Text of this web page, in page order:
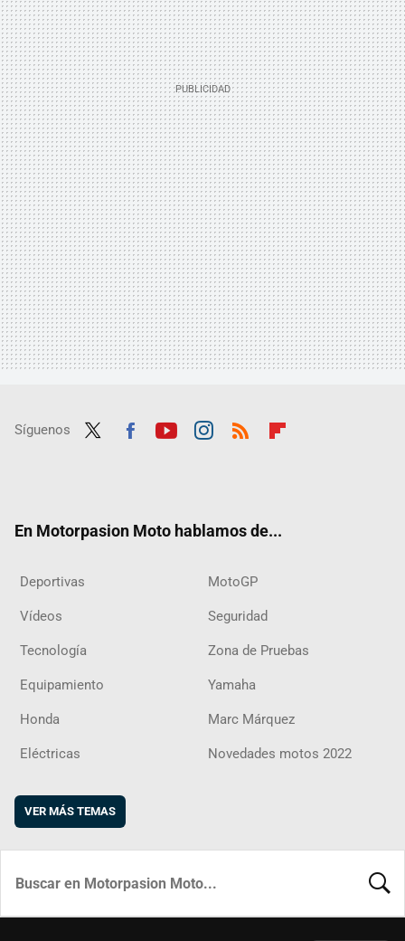
Síguenos
En Motorpasion Moto hablamos de...
Deportivas MotoGP
Vídeos Seguridad
Tecnología Zona de Pruebas
Equipamiento Yamaha
Honda Marc Márquez
Eléctricas Novedades motos 2022
VER MÁS TEMAS